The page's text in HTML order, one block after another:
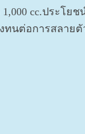
cc.ประโย
ทนต่อการสลาย